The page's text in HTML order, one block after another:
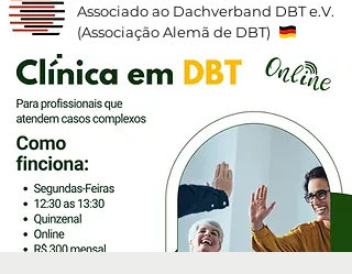
Associado ao Dachverband DBT e.V.
(Associação Alemã de DBT)